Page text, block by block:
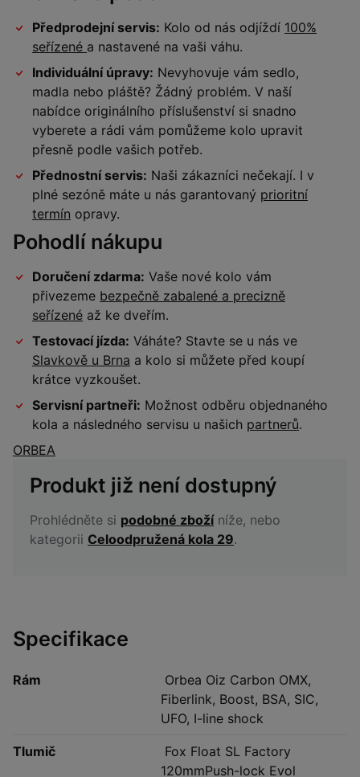
Předprodejní servis: Kolo od nás odjíždí 100%
seřízené a nastavené na vaši váhu.
Individuální úpravy: Nevyhovuje vám sedlo,
madla nebo pláště? Žádný problém. V naší
nabídce originálního příslušenství si snadno
vyberete a rádi vám pomůžeme kolo upravit
přesně podle vašich potřeb.
Přednostní servis: Naši zákazníci nečekají. I v
plné sezóně máte u nás garantovaný prioritní
termín opravy.
Pohodlí nákupu
Doručení zdarma: Vaše nové kolo vám
přivezeme bezpečně zabalené a precizně
seřízené až ke dveřím.
Testovací jízda: Váháte? Stavte se u nás ve
Slavkově u Brna a kolo si můžete před koupí
krátce vyzkoušet.
Servisní partneři: Možnost odběru objednaného
kola a následného servisu u našich partnerů.
ORBEA
Produkt již není dostupný
Prohlédněte si podobné zbožíníže, nebo
kategorii Celoodpružená kola 29.
Specifikace
Rám
Orbea Oiz Carbon OMX,
Fiberlink, Boost, BSA, SIC,
UFO, I-line shock
Tlumič
Fox Float SL Factory
120mmPush-lock Evol